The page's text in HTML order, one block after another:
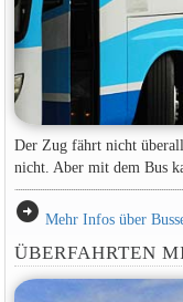
Der Zug fährt nicht
nicht. Aber mit dem Bus
arrow_circle_right Mehr Infos über
ÜBERFAHRTEN